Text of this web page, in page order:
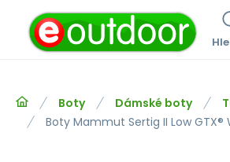
Boty Dámské boty
Boty Mammut Sertig II Low GTX®